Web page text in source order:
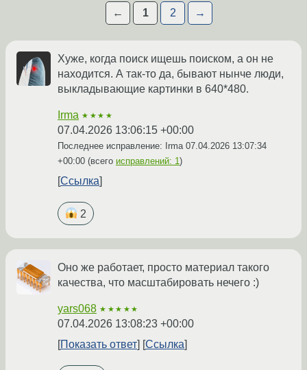
← 1 2 →
Хуже, когда поиск ищешь поиском, а он не
находится. А так-то да, бывают нынче люди,
выкладывающие картинки в 640*480.
Irma ★★★★
07.04.2026 13:06:15 +00:00
Последнее исправление: Irma 07.04.2026 13:07:34
+00:00 (всего исправлений: 1)
Ссылка
2
Оно же работает, просто материал такого
качества, что масштабировать нечего :)
yars068 ★★★★★
07.04.2026 13:08:23 +00:00
Показать ответ
Ссылка